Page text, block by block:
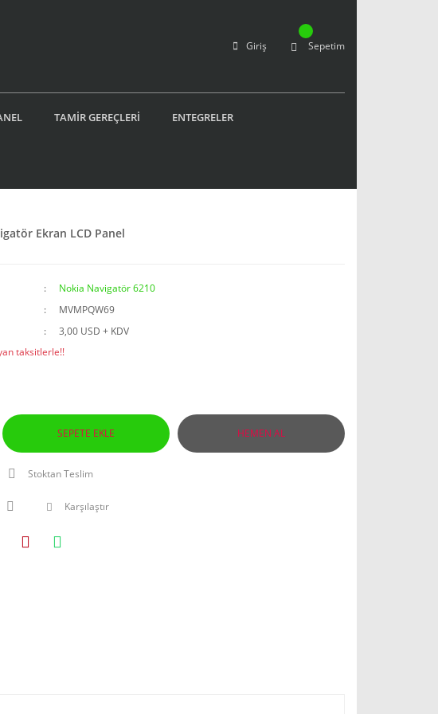
Giriş Sepetim
TAMİR GEREÇLERİ ENTEGRELER
Ekran LCD Panel
Nokia Navigatör 6210
MVMPQW69
3,00 USD + KDV
taksitlerle!!
SEPETE EKLE HEMEN AL
Stoktan Teslim
Karşılaştır